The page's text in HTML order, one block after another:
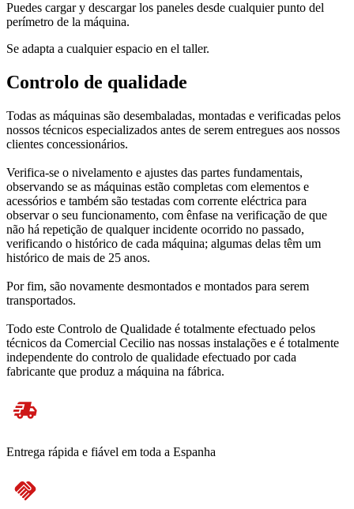
Puedes cargar y descargar los paneles desde cualquier punto del
perímetro de la máquina.
Se adapta a cualquier espacio en el taller.
Controlo de qualidade
Todas as máquinas são desembaladas, montadas e verificadas pelos
nossos técnicos especializados antes de serem entregues aos nossos
clientes concessionários.
Verifica-se o nivelamento e ajustes das partes fundamentais,
observando se as máquinas estão completas com elementos e
acessórios e também são testadas com corrente eléctrica para
observar o seu funcionamento, com ênfase na verificação de que
não há repetição de qualquer incidente ocorrido no passado,
verificando o histórico de cada máquina; algumas delas têm um
histórico de mais de 25 anos.
Por fim, são novamente desmontados e montados para serem
transportados.
Todo este Controlo de Qualidade é totalmente efectuado pelos
técnicos da Comercial Cecilio nas nossas instalações e é totalmente
independente do controlo de qualidade efectuado por cada
fabricante que produz a máquina na fábrica.
Entrega rápida e fiável em toda a Espanha